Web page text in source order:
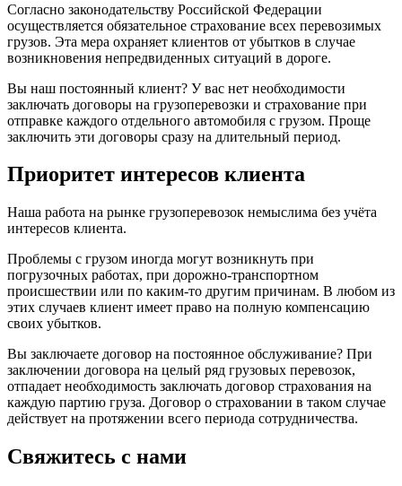
Согласно законодательству Российской Федерации
осуществляется обязательное страхование всех перевозимых
грузов. Эта мера охраняет клиентов от убытков в случае
возникновения непредвиденных ситуаций в дороге.
Вы наш постоянный клиент? У вас нет необходимости
заключать договоры на грузоперевозки и страхование при
отправке каждого отдельного автомобиля с грузом. Проще
заключить эти договоры сразу на длительный период.
Приоритет интересов клиента
Наша работа на рынке грузоперевозок немыслима без учёта
интересов клиента.
Проблемы с грузом иногда могут возникнуть при
погрузочных работах, при дорожно-транспортном
происшествии или по каким-то другим причинам. В любом из
этих случаев клиент имеет право на полную компенсацию
своих убытков.
Вы заключаете договор на постоянное обслуживание? При
заключении договора на целый ряд грузовых перевозок,
отпадает необходимость заключать договор страхования на
каждую партию груза. Договор о страховании в таком случае
действует на протяжении всего периода сотрудничества.
Свяжитесь с нами